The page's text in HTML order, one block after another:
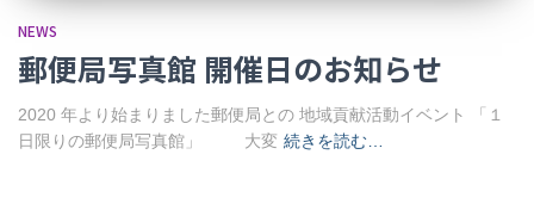
NEWS
郵便局写真館 開催日のお知らせ
2020 年より始まりました郵便局との 地域貢献活動イベント 「１
日限りの郵便局写真館」 大変 続きを読む…